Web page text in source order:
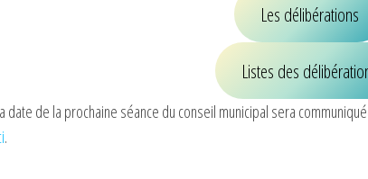
Les délibérations
Listes des
date de la prochaine séance du conseil municipal sera
.